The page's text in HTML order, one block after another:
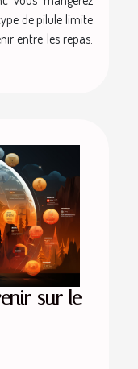
de pilule limite
entre les repas.
sur le